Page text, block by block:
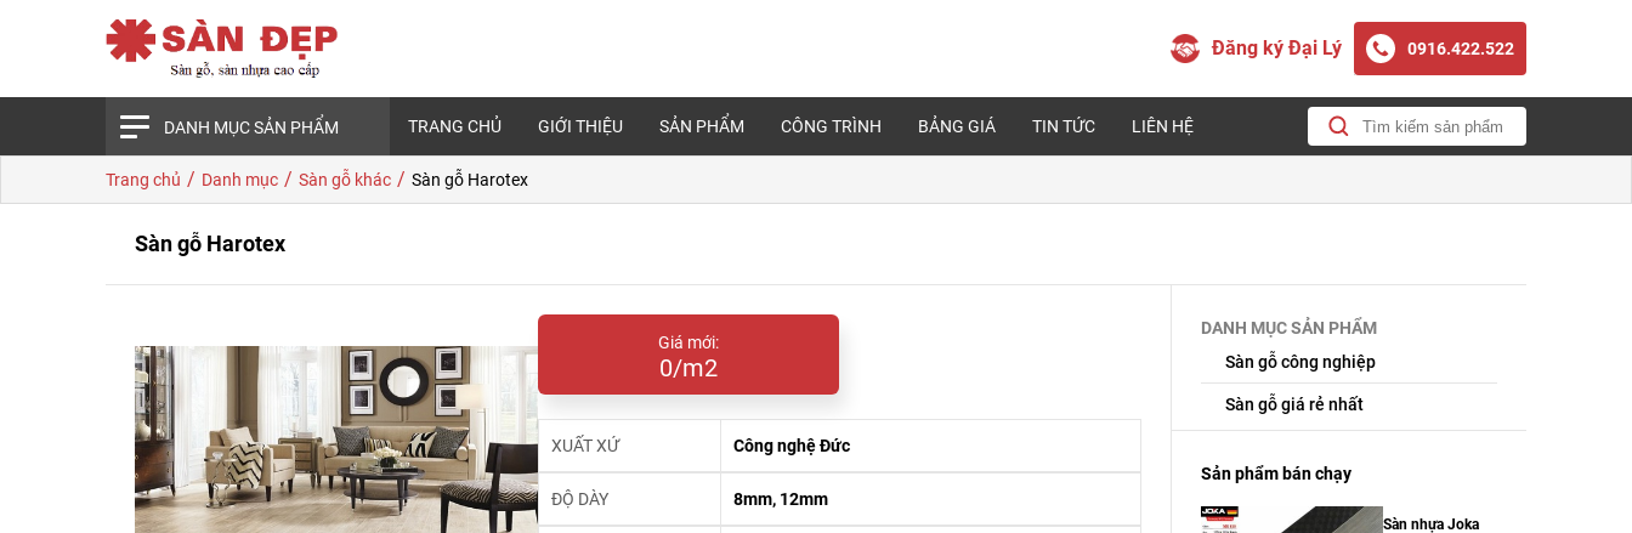
Đăng ký Đại Lý 0916.422.522
DANH MỤC SẢN PHẨM TRANG CHỦ GIỚI THIỆU SẢN PHẨM CÔNG TRÌNH BẢNG GIÁ TIN TỨC LIÊN HỆ
Trang chủ / Danh mục / Sàn gỗ khác / Sàn gỗ Harotex
Sàn gỗ Harotex
Giá mới:
0/m2
XUẤT XỨ Công nghệ Đức
ĐỘ DÀY 8mm, 12mm
DANH MỤC SẢN PHẨM
Sàn gỗ công nghiệp
Sàn gỗ giá rẻ nhất
Sản phẩm bán chạy
Sàn nhựa Joka